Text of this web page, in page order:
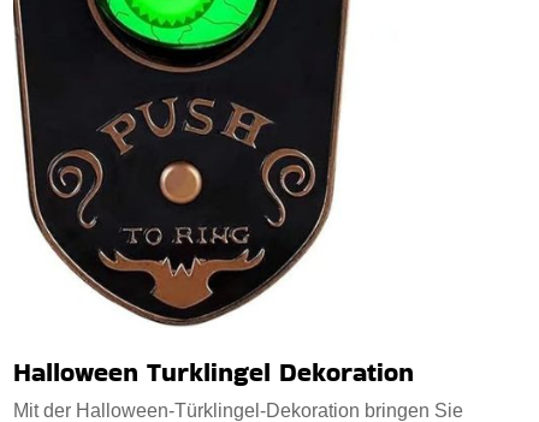
Halloween Turklingel Dekoration
Mit der Halloween-Türklingel-Dekoration bringen Sie